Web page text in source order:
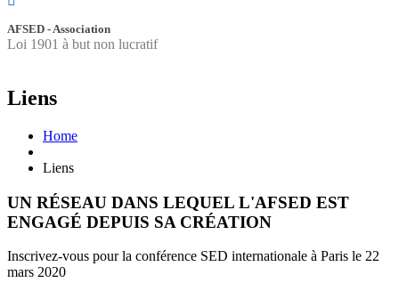
AFSED - Association
Loi 1901 à but non lucratif
Liens
Home
Liens
UN RÉSEAU DANS LEQUEL L'AFSED EST
ENGAGÉ DEPUIS SA CRÉATION
Inscrivez-vous pour la conférence SED internationale à Paris le 22
mars 2020